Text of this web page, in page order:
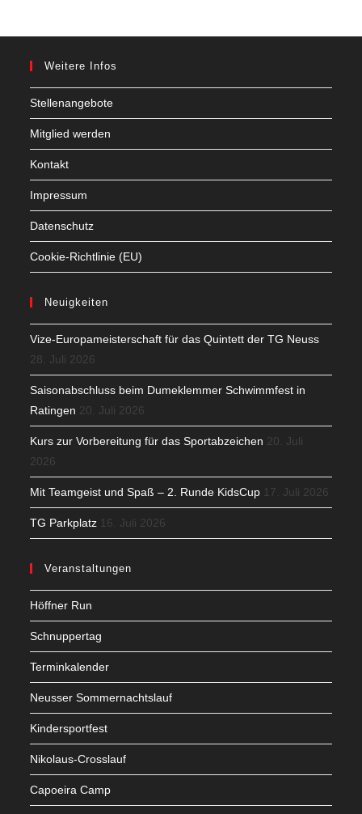
Weitere Infos
Stellenangebote
Mitglied werden
Kontakt
Impressum
Datenschutz
Cookie-Richtlinie (EU)
Neuigkeiten
Vize-Europameisterschaft für das Quintett der TG Neuss
28. Juli 2026
Saisonabschluss beim Dumeklemmer Schwimmfest in
Ratingen 20. Juli 2026
Kurs zur Vorbereitung für das Sportabzeichen 20. Juli
2026
Mit Teamgeist und Spaß – 2. Runde KidsCup 17. Juli 2026
TG Parkplatz 16. Juli 2026
Veranstaltungen
Höffner Run
Schnuppertag
Terminkalender
Neusser Sommernachtslauf
Kindersportfest
Nikolaus-Crosslauf
Capoeira Camp